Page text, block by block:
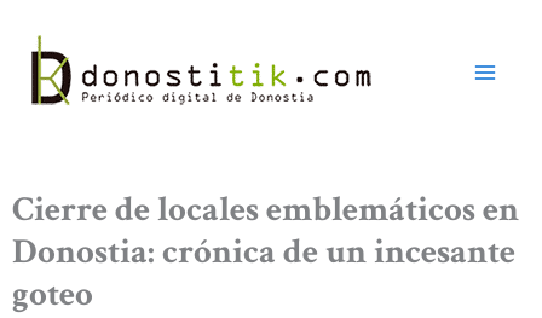
contenido
Cierre de locales emblemáticos en
Donostia: crónica de un incesante
goteo